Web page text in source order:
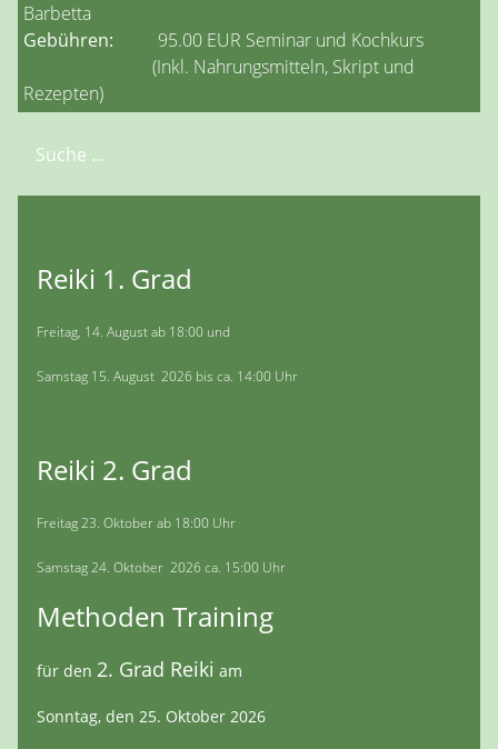
Barbetta
Gebühren: 95.00 EUR Seminar und Kochkurs
(Inkl. Nahrungsmitteln, Skript und
Rezepten)
Suchen
Reiki 1. Grad
Freitag, 14. August ab 18:00 und
Samstag 15. August 2026 bis ca. 14:00 Uhr
Reiki 2. Grad
Freitag 23. Oktober ab 18:00 Uhr
Samstag 24. Oktober 2026 ca. 15:00 Uhr
Methoden Training
für den 2. Grad Reiki am
Sonntag, den 25. Oktober 2026